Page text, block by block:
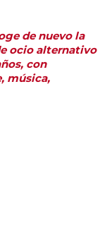
de nuevo la
ocio alternativo
con
música,